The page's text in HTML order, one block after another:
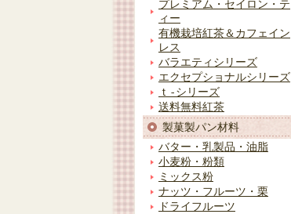
プレミアム・セイロン・テ
ィー
有機栽培紅茶＆カフェイン
レス
バラエティシリーズ
エクセプショナルシリーズ
ｔ-シリーズ
送料無料紅茶
製菓製パン材料
バター・乳製品・油脂
小麦粉・粉類
ミックス粉
ナッツ・フルーツ・栗
ドライフルーツ